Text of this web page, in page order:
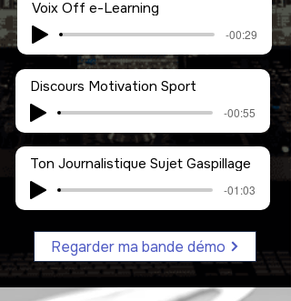
Voix Off e-Learning
-00:29
Discours Motivation Sport
-00:55
Ton Journalistique Sujet Gaspillage
-01:03
Regarder ma bande démo